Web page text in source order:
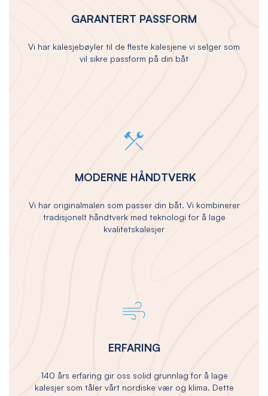
GARANTERT PASSFORM
Vi har kalesjebøyler til de fleste kalesjene vi selger som
vil sikre passform på din båt
MODERNE HÅNDTVERK
Vi har originalmalen som passer din båt. Vi kombinerer
tradisjonelt håndtverk med teknologi for å lage
kvalitetskalesjer
ERFARING
140 års erfaring gir oss solid grunnlag for å lage
kalesjer som tåler vårt nordiske vær og klima. Dette